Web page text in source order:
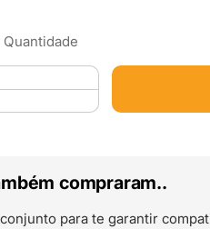
compraram..
para te garantir